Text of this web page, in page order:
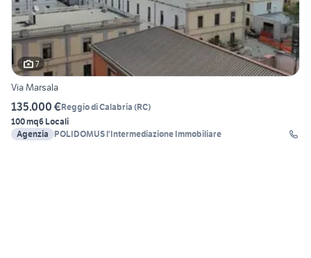
7
Via Marsala
135.000 €Reggio di Calabria (RC)
100 mq6 Locali
Agenzia
POLIDOMUS l'Intermediazione Immobiliare